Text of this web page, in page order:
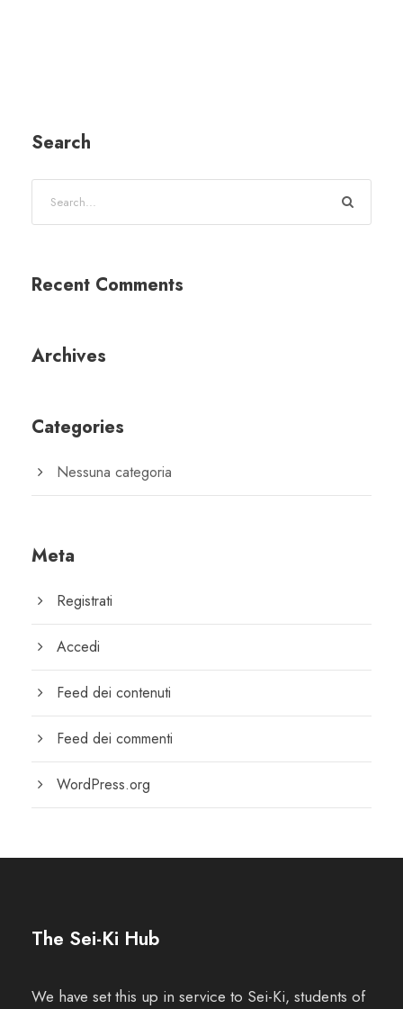
Search
Recent Comments
Archives
Categories
Nessuna categoria
Meta
Registrati
Accedi
Feed dei contenuti
Feed dei commenti
WordPress.org
The Sei-Ki Hub
We have set this up in service to Sei-Ki, students of